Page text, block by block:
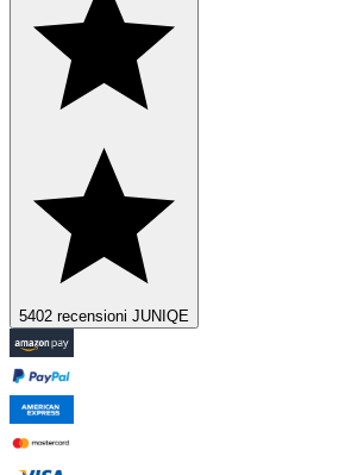
5402 recensioni JUNIQE